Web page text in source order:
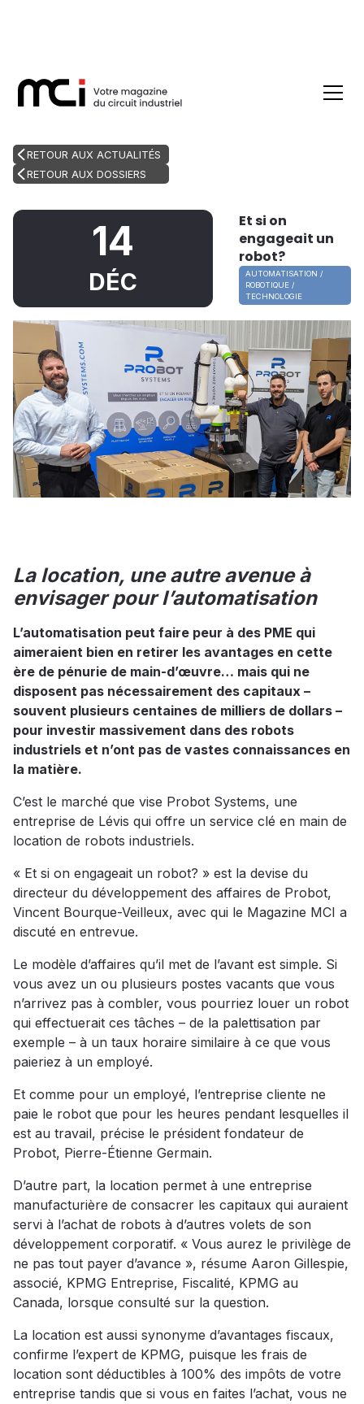
RETOUR AUX ACTUALITÉS
RETOUR AUX DOSSIERS
14
DÉC
Et si on
engageait un
robot?
AUTOMATISATION /
ROBOTIQUE /
TECHNOLOGIE
La location, une autre avenue à
envisager pour l’automatisation
L’automatisation peut faire peur à des PME qui
aimeraient bien en retirer les avantages en cette
ère de pénurie de main-d’œuvre… mais qui ne
disposent pas nécessairement des capitaux –
souvent plusieurs centaines de milliers de dollars –
pour investir massivement dans des robots
industriels et n’ont pas de vastes connaissances en
la matière.
C’est le marché que vise Probot Systems, une
entreprise de Lévis qui offre un service clé en main de
location de robots industriels.
« Et si on engageait un robot? » est la devise du
directeur du développement des affaires de Probot,
Vincent Bourque-Veilleux, avec qui le Magazine MCI a
discuté en entrevue.
Le modèle d’affaires qu’il met de l’avant est simple. Si
vous avez un ou plusieurs postes vacants que vous
n’arrivez pas à combler, vous pourriez louer un robot
qui effectuerait ces tâches – de la palettisation par
exemple – à un taux horaire similaire à ce que vous
paieriez à un employé.
Et comme pour un employé, l’entreprise cliente ne
paie le robot que pour les heures pendant lesquelles il
est au travail, précise le président fondateur de
Probot, Pierre-Étienne Germain.
D’autre part, la location permet à une entreprise
manufacturière de consacrer les capitaux qui auraient
servi à l’achat de robots à d’autres volets de son
développement corporatif. « Vous aurez le privilège de
ne pas tout payer d’avance », résume Aaron Gillespie,
associé, KPMG Entreprise, Fiscalité, KPMG au
Canada, lorsque consulté sur la question.
La location est aussi synonyme d’avantages fiscaux,
confirme l’expert de KPMG, puisque les frais de
location sont déductibles à 100% des impôts de votre
entreprise tandis que si vous en faites l’achat, vous ne